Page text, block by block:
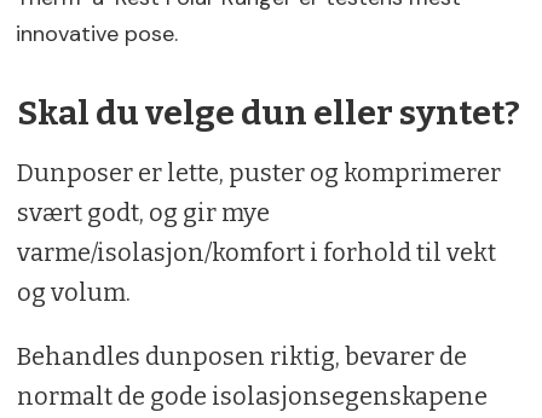
innovative pose.
Skal du velge dun eller syntet?
Dunposer er lette, puster og komprimerer
svært godt, og gir mye
varme/isolasjon/komfort i forhold til vekt
og volum.
Behandles dunposen riktig, bevarer de
normalt de gode isolasjonsegenskapene